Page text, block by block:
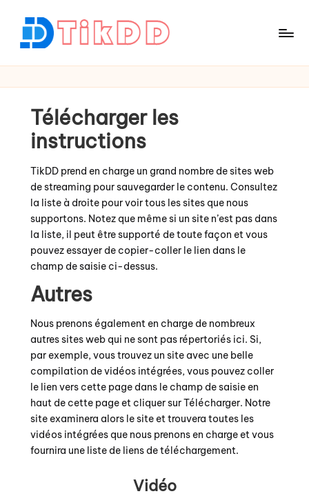
k
Télécharger les
instructions
TikDD prend en charge un grand nombre de sites web
de streaming pour sauvegarder le contenu. Consultez
la liste à droite pour voir tous les sites que nous
supportons. Notez que même si un site n’est pas dans
la liste, il peut être supporté de toute façon et vous
pouvez essayer de copier-coller le lien dans le
champ de saisie ci-dessus.
Autres
Nous prenons également en charge de nombreux
autres sites web qui ne sont pas répertoriés ici. Si,
par exemple, vous trouvez un site avec une belle
compilation de vidéos intégrées, vous pouvez coller
le lien vers cette page dans le champ de saisie en
haut de cette page et cliquer sur Télécharger. Notre
site examinera alors le site et trouvera toutes les
vidéos intégrées que nous prenons en charge et vous
fournira une liste de liens de téléchargement.
Vidéo